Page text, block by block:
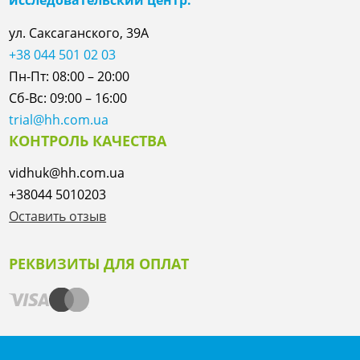
ул. Саксаганского, 39А
+38 044 501 02 03
Пн-Пт: 08:00 – 20:00
Сб-Вс: 09:00 – 16:00
trial@hh.com.ua
КОНТРОЛЬ КАЧЕСТВА
vidhuk@hh.com.ua
+38044 5010203
Оставить отзыв
РЕКВИЗИТЫ ДЛЯ ОПЛАТ